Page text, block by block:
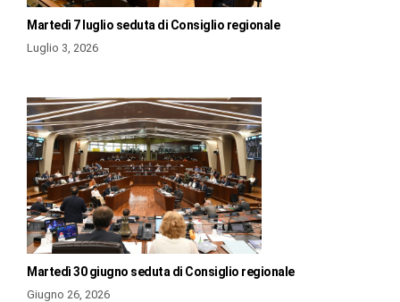
Martedì 7 luglio seduta di Consiglio regionale
Luglio 3, 2026
Martedì 30 giugno seduta di Consiglio regionale
Giugno 26, 2026